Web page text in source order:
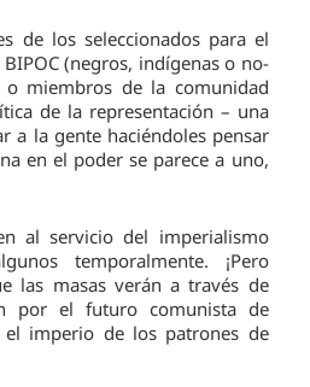
de los seleccionados para el
(negros, indígenas o no-
miembros de la comunidad
de la representación – una
a la gente haciéndoles pensar
en el poder se parece a uno,
al servicio del imperialismo
temporalmente. ¡Pero
las masas verán a través de
por el futuro comunista de
imperio de los patrones de